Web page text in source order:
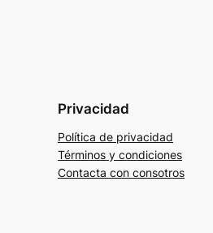
Privacidad
Política de privacidad
Términos y condiciones
Contacta con consotros